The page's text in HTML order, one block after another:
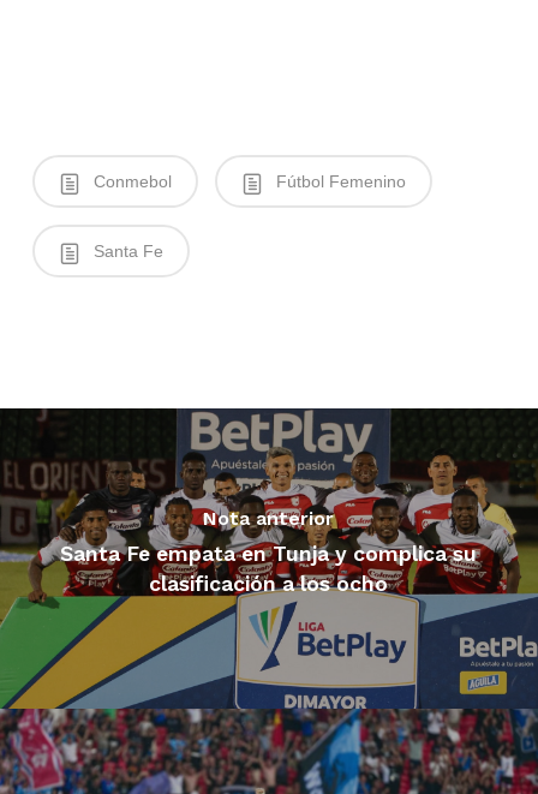
Conmebol Fútbol Femenino
Santa Fe
Nota anterior
Santa Fe empata en Tunja y complica su
clasificación a los ocho